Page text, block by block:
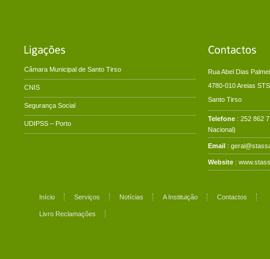
Câmara Municipal de Santo Tirso
CNIS
Segurança Social
UDIPSS – Porto
Rua Abel Dias
4780-010 Areias STS
Santo Tirso
Telefone : 252 862
Nacional)
Email :
Website :
Início Serviços Notícias A Instituição Contactos
Livro Reclamações